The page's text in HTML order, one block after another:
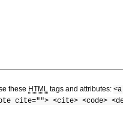
these HTML tags and attributes:
cite=""> <cite> <code>